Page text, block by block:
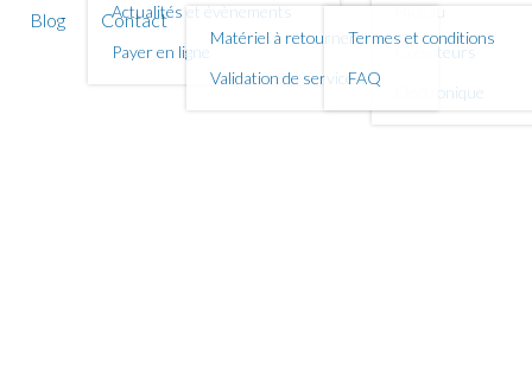
Actualités et évènements
Payer en ligne
Niveau
Compteurs
Electronique
Matériel à retourner
Validation de service
Termes et conditions
FAQ
Blog Contact